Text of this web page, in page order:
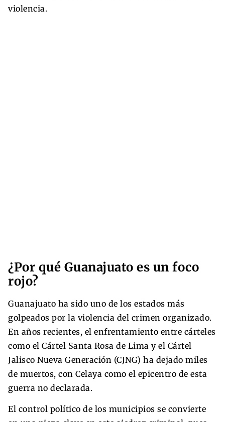
violencia.
¿Por qué Guanajuato es un foco
rojo?
Guanajuato ha sido uno de los estados más
golpeados por la violencia del crimen organizado.
En años recientes, el enfrentamiento entre cárteles
como el Cártel Santa Rosa de Lima y el Cártel
Jalisco Nueva Generación (CJNG) ha dejado miles
de muertos, con Celaya como el epicentro de esta
guerra no declarada.
El control político de los municipios se convierte